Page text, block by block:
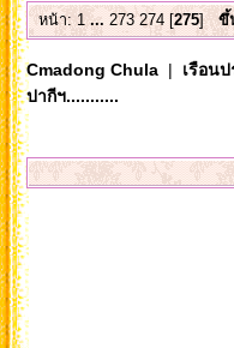
หน้า:1 ... 273 274[275]ขึ้
Cmadong Chula| เรือน
ปากีฯ...........